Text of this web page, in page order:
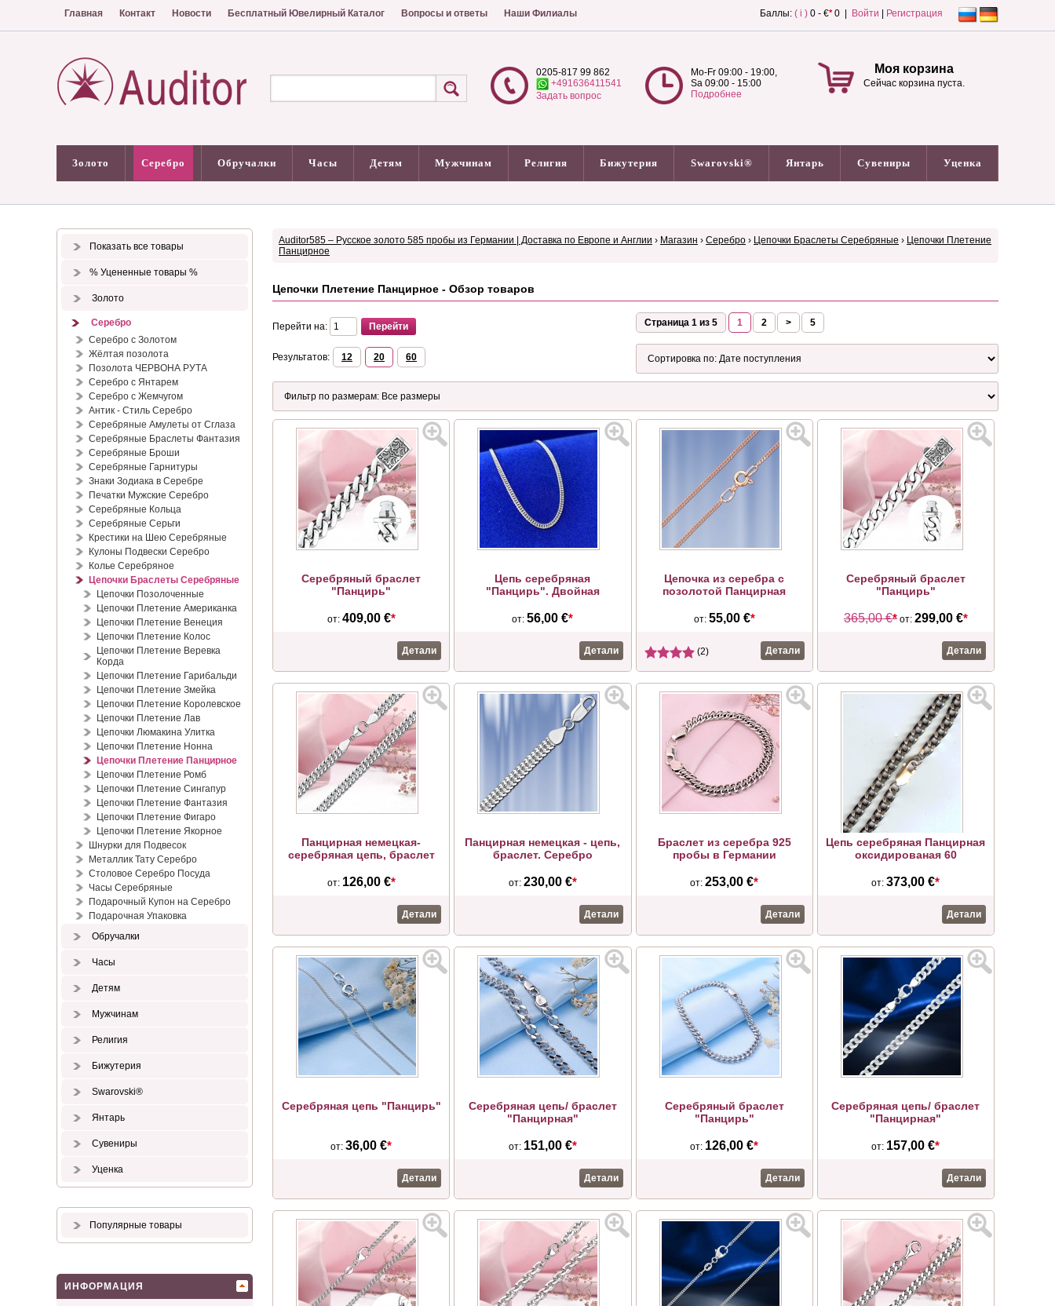
Главная Контакт Новости Бесплатный Ювелирный Каталог Вопросы и ответы Наши Филиалы Баллы: ( i ) 0 - €*0 | Войти Регистрация
0205-817 99 862
+491636411541
Задать вопрос
Mo-Fr 09:00 - 19:00,
Sa 09:00 - 15:00
Подробнее
Моя корзина
Сейчас корзина пуста.
Золото Серебро Обручалки Часы Детям Мужчинам Религия Бижутерия Swarovski® Янтарь Сувениры Уценка
Показать все товары
% Уцененные товары %
Золото
Серебро
Серебро с Золотом
Жёлтая позолота
Позолота ЧЕРВОНА РУТА
Серебро с Янтарем
Серебро с Жемчугом
Антик - Стиль Серебро
Серебряные Амулеты от Сглаза
Серебряные Браслеты Фантазия
Серебряные Броши
Серебряные Гарнитуры
Знаки Зодиака в Серебре
Печатки Мужские Серебро
Серебряные Кольца
Серебряные Серьги
Крестики на Шею Серебряные
Кулоны Подвески Серебро
Колье Серебряное
Цепочки Браслеты Серебряные
Цепочки Позолоченные
Цепочки Плетение Американка
Цепочки Плетение Венеция
Цепочки Плетение Колос
Цепочки Плетение Веревка
Корда
Цепочки Плетение Гарибальди
Цепочки Плетение Змейка
Цепочки Плетение Королевское
Цепочки Плетение Лав
Цепочки Люмакина Улитка
Цепочки Плетение Нонна
Цепочки Плетение Панцирное
Цепочки Плетение Ромб
Цепочки Плетение Сингапур
Цепочки Плетение Фантазия
Цепочки Плетение Фигаро
Цепочки Плетение Якорное
Шнурки для Подвесок
Металлик Тату Серебро
Столовое Серебро Посуда
Часы Серебряные
Подарочный Купон на Серебро
Подарочная Упаковка
Обручалки
Часы
Детям
Мужчинам
Религия
Бижутерия
Swarovski®
Янтарь
Сувениры
Уценка
Популярные товары
ИНФОРМАЦИЯ
Auditor585 – Русское золото 585 пробы из Германии | Доставка по Европе и Англии › Магазин › Серебро › Цепочки Браслеты Серебряные › Цепочки Плетение
Панцирное
Цепочки Плетение Панцирное - Обзор товаров
Перейти на: Страница 1 из 5 1 2 > 5
Результатов: 12 20 60
Серебряный браслет
"Панцирь"
от: 409,00 €*
Детали
Цепь серебряная
"Панцирь". Двойная
от:56,00 €*
Детали
Цепочка из серебра с
позолотой Панцирная
от: 55,00 €*
(2) Детали
Серебряный браслет
"Панцирь"
365,00 €*от: 299,00 €*
Детали
Панцирная немецкая-
серебряная цепь, браслет
от: 126,00 €*
Детали
Панцирная немецкая - цепь,
браслет. Серебро
от: 230,00 €*
Детали
Браслет из серебра 925
пробы в Германии
от:253,00 €*
Детали
Цепь серебряная Панцирная
оксидированая 60
от:373,00 €*
Детали
Серебряная цепь "Панцирь"
от:36,00 €*
Детали
Серебряная цепь/ браслет
"Панцирная"
от: 151,00 €*
Детали
Серебряный браслет
"Панцирь"
от: 126,00 €*
Детали
Серебряная цепь/ браслет
"Панцирная"
от: 157,00 €*
Детали